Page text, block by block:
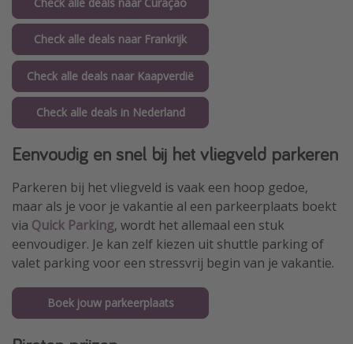
Check alle deals naar Frankrijk
Check alle deals naar Kaapverdië
Check alle deals in Nederland
Eenvoudig en snel bij het vliegveld parkeren
Parkeren bij het vliegveld is vaak een hoop gedoe,
maar als je voor je vakantie al een parkeerplaats boekt
via Quick Parking, wordt het allemaal een stuk
eenvoudiger. Je kan zelf kiezen uit shuttle parking of
valet parking voor een stressvrij begin van je vakantie.
Boek jouw parkeerplaats